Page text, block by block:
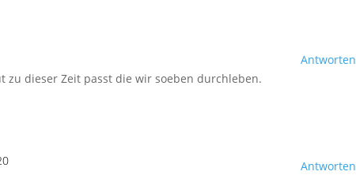
zu dieser Zeit passt die wir soeben durchleben.
Antworten
Antworten